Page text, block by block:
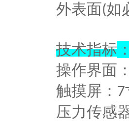
外表面(如
技术指标
操作界面
触摸屏： 7
压力传感